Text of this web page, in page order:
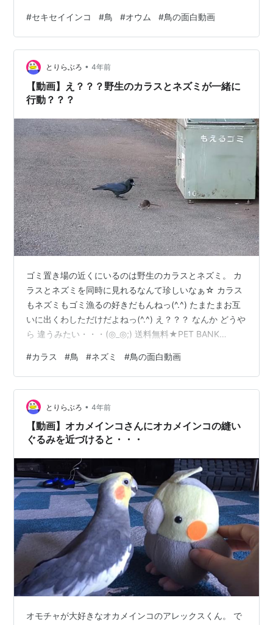
別) (2022/12/5時点) 癒されるぅ〜〜〜〜〜〜〜〜〜〜〜
(*´ー｀*) 最後はビチョビチョになって飼い主さんの肩に
止まりとても満足そうですねw そういえば私の身近に
も、飼い主の手で水浴びをする鳥さんがいたよう
な・・・？ ↓↓↓↓↓↓↓↓↓↓ ウチのポカリくんですw
ポカ…
#セキセイインコ #鳥 #オウム #鳥の面白動画
とりらぶろ • 4年前
【動画】え？？？野生のカラスとネズミが一緒に
行動？？？
ゴミ置き場の近くにいるのは野生のカラスとネズミ。 カ
ラスとネズミを同時に見れるなんて珍しいなぁ☆ カラス
もネズミもゴミ漁るの好きだもんねっ(^.^) たまたまお互
いに出くわしただけだよねっ(^.^) え？？？ なんか どうや
ら 違うみたい・・・(◎_◎;) 送料無料★PET BANK
ギュア 動物 アニマル インテリア 置物】価格：4400円
（税込、送料別) (2022/12/3時点) えーーーーーーーーー
ーー！！！ カラスさんとネズミさんが仲良く遊んでるー
ーーーー！！！o(*^▽^*)o （※あくまで私の見え方w）
あ、、、違うよう…
#カラス #鳥 #ネズミ #鳥の面白動画
とりらぶろ • 4年前
【動画】オカメインコさんにオカメインコの縫い
ぐるみを近づけると・・・
オモチャが大好きなオカメインコのアレックスくん。 で